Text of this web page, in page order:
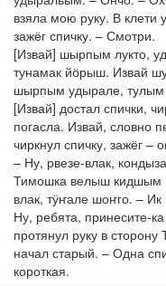
взяла мою руку. В клети
зажёг спичку. – Смотри.
[Извай] шырпым лукто,
тунамак йӧрыш. Извай
шырпым удырале, тулым
[Извай] достал спички,
погасла. Извай, словно
чиркнул спичку, зажёг –
– Ну, рвезе-влак,
Тимошка велыш кидшым
влак, тӱҥале шоҥго. –
Ну, ребята, принесите-
протянул руку в
начал старый. – Одна
короткая.